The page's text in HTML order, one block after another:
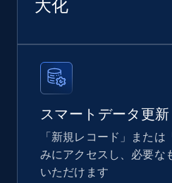
eCommerce
2.1K+ 375+
大化
スマートデータ更新
「新規レコード」また
みにアクセスし、必要な
いただけます